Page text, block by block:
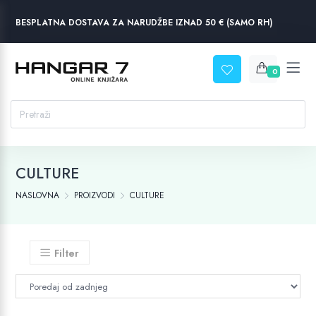
BESPLATNA DOSTAVA ZA NARUDŽBE IZNAD 50 € (SAMO RH)
0
CULTURE
NASLOVNA PROIZVODI CULTURE
Filter